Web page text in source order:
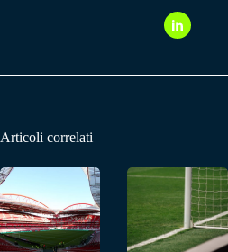
Articoli correlati